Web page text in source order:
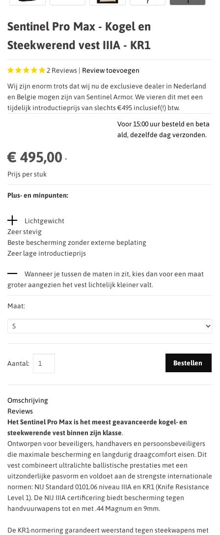
Sentinel Pro Max - Kogel en
Steekwerend vest IIIA - KR1
2 Reviews | Review toevoegen
Wij zijn enorm trots dat wij nu de exclusieve dealer in Nederland
en Belgie mogen zijn van Sentinel Armor. We vieren dit met een
tijdelijk introductieprijs van slechts €495 inclusief(!) btw.
Voor 15:00 uur besteld en beta
ald, dezelfde dag verzonden.
€ 495,00 *
Prijs per stuk
Plus- en minpunten:
Lichtgewicht
Zeer stevig
Beste bescherming zonder externe beplating
Zeer lage introductieprijs
Wanneer je tussen de maten in zit, kies dan voor een maat
groter aangezien het vest lichtelijk kleiner valt.
Maat:
Aantal: Bestellen
Omschrijving
Reviews
Het Sentinel Pro Max is het meest geavanceerde kogel- en
steekwerende vest binnen zijn klasse.
Ontworpen voor beveiligers, handhavers en persoonsbeveiligers
die maximale bescherming en langdurig draagcomfort eisen. Dit
vest combineert ultralichte ballistische prestaties met een
uitzonderlijke pasvorm en voldoet aan de strengste internationale
normen: NIJ Standard 0101.06 niveau IIIA en KR1 (Knife Resistance
Level 1). De NIJ IIIA certificering biedt bescherming tegen
handvuurwapens tot en met .44 Magnum en 9mm.
De KR1-normering garandeert weerstand tegen steekwapens met